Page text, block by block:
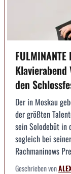
FULMINANTE
Klavierabend
den
Der in Moskau
der größten
sein Solodebüt in
sogleich bei
Rachmaninows
Geschrieben von